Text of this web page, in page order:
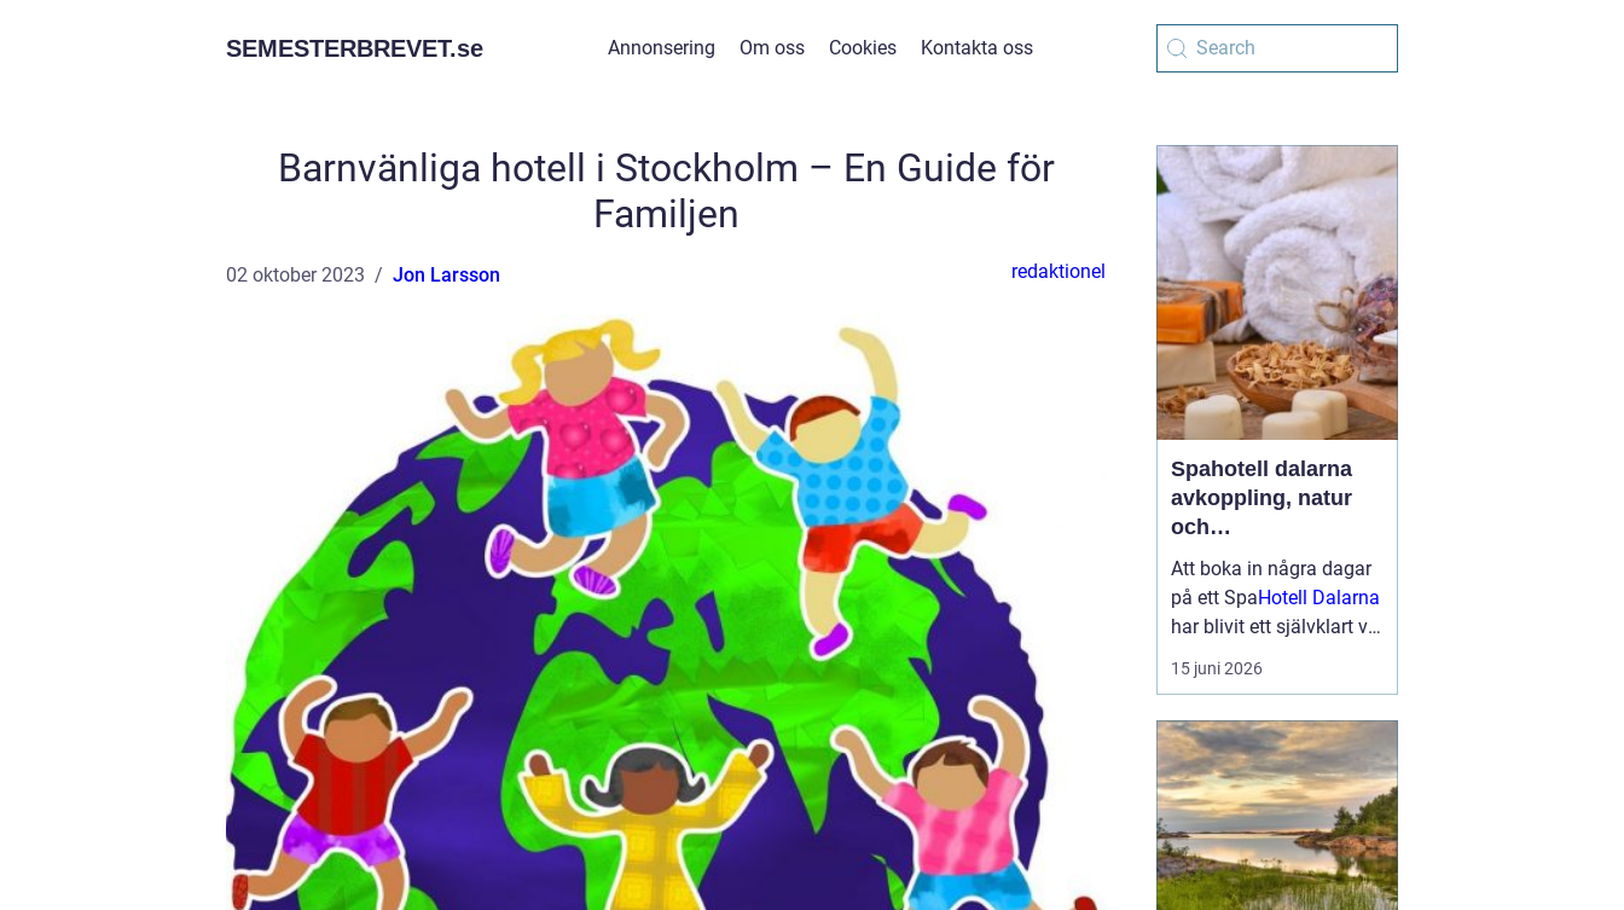
SEMESTERBREVET.se Annonsering Om oss Cookies Kontakta oss
Barnvänliga hotell i Stockholm – En Guide för
Familjen
02 oktober 2023 Jon Larsson redaktionel
Spahotell dalarna
avkoppling, natur
och
smakupplevelser i
hjärtat av
landskapet
Att boka in några dagar
på ett SpaHotell Dalarna
har blivit ett självklart val
för många som söker
lugn, vacker natur och
av dalaskog, sjöutsikt,
spa, väl genomtänkta
menyer och personligt
vär...
15 juni 2026